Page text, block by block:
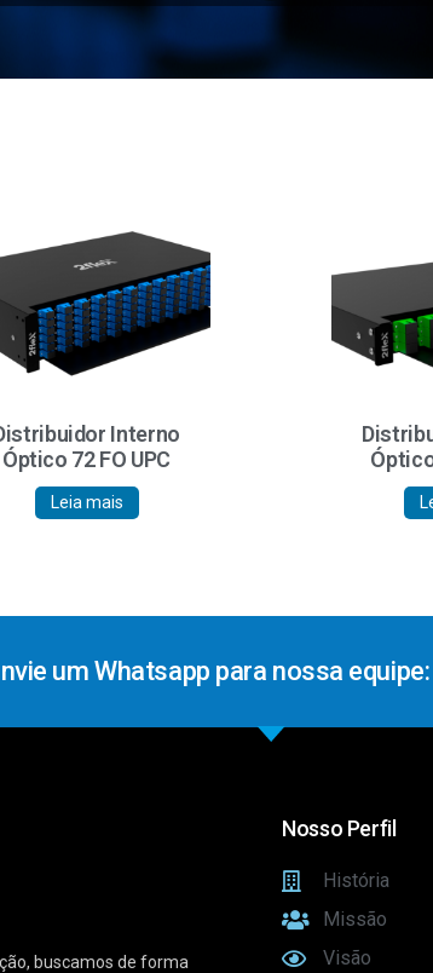
Interno
Óptico 72 FO UPC
Leia mais
um Whatsapp para nossa
buscamos de forma
Nosso Perfil
História
Missão
Visão